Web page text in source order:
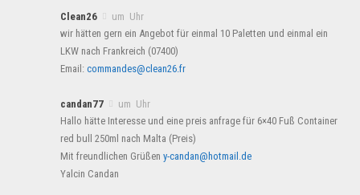
Clean26
um Uhr
wir hätten gern ein Angebot für einmal 10 Paletten und einmal ein
LKW nach Frankreich (07400)
Email: commandes@clean26.fr
candan77
um Uhr
Hallo hätte Interesse und eine preis anfrage für 6×40 Fuß Container
red bull 250ml nach Malta (Preis)
Mit freundlichen Grüßen y-candan@hotmail.de
Yalcin Candan